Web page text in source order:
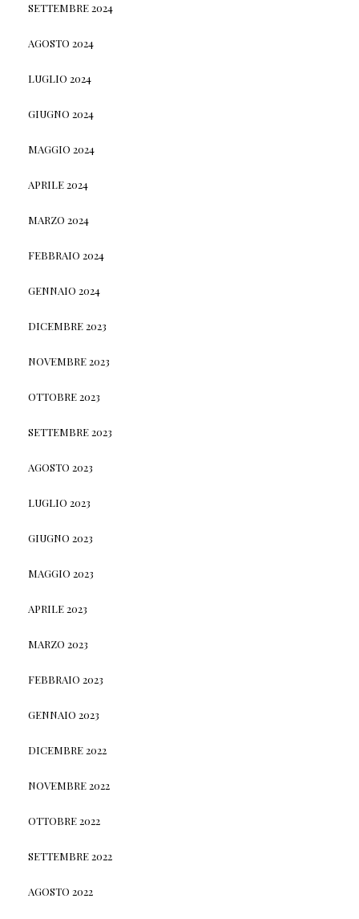
SETTEMBRE 2024
AGOSTO 2024
LUGLIO 2024
GIUGNO 2024
MAGGIO 2024
APRILE 2024
MARZO 2024
FEBBRAIO 2024
GENNAIO 2024
DICEMBRE 2023
NOVEMBRE 2023
OTTOBRE 2023
SETTEMBRE 2023
AGOSTO 2023
LUGLIO 2023
GIUGNO 2023
MAGGIO 2023
APRILE 2023
MARZO 2023
FEBBRAIO 2023
GENNAIO 2023
DICEMBRE 2022
NOVEMBRE 2022
OTTOBRE 2022
SETTEMBRE 2022
AGOSTO 2022